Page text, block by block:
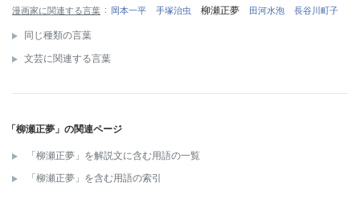
漫画家に関連する言葉 岡本一平 手塚治虫 柳瀬正夢 田河水泡 長谷川町子
同じ種類の言葉
文芸に関連する言葉
「柳瀬正夢」の関連ページ
「柳瀬正夢」を解説文に含む用語の一覧
「柳瀬正夢」を含む用語の索引